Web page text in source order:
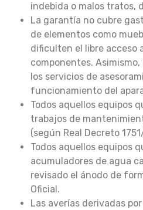
indebida o malos tratos,
La garantía no cubre
de elementos como
dificulten el libre acceso
componentes.
los servicios de
funcionamiento del
Todos aquellos equipos
trabajos de
(según Real Decreto
Todos aquellos equipos
acumuladores de agua
revisado el ánodo de
Oficial.
Las averías derivadas